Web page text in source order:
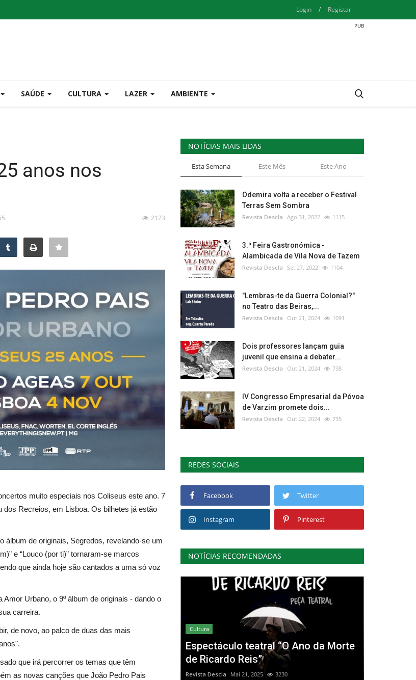
Login / Registar
SAÚDE CULTURA LAZER AMBIENTE
anos nos
2123
muito especiais nos Coliseus este ano. 7
Recreios, em Lisboa. Os bilhetes já estão
álbum de originais, Segredos, revelando-se um
e “Louco (por ti)” tornaram-se marcos
que ainda hoje são cantados a uma só voz
Urbano, o 9º álbum de originais - dando o
carreira.
de novo, ao palco de duas das mais
que irá percorrer os temas que têm
as novas canções que João Pedro Pais
NOTÍCIAS MAIS LIDAS
Esta Semana Este Mês Este Ano
Odemira volta a receber o Festival
Terras Sem Sombra
Revista Descla Ago 31, 2022 1115
3.ª Feira Gastronómica -
Alambicada de Vila Nova de Tazem
Revista Descla Set 27, 2022 1104
"Lembras-te da Guerra Colonial?"
no Teatro das Beiras,...
Revista Descla Out 21, 2024 1091
Dois professores lançam guia
juvenil que ensina a debater...
Revista Descla Out 21, 2024 738
IV Congresso Empresarial da Póvoa
de Varzim promete dois...
Revista Descla Out 22, 2024 735
REDES SOCIAIS
Facebook Twitter
Instagram Pinterest
NOTÍCIAS RECOMENDADAS
Cultura
Espectáculo teatral “O Ano da Morte
de Ricardo Reis”
Revista Descla Mai 21, 2025 3230